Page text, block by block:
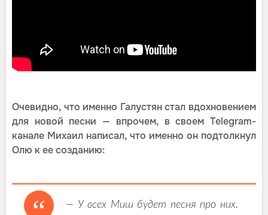
Очевидно, что именно Галустян стал вдохновением
для новой песни — впрочем, в своем Telegram-
канале Михаил написал, что именно он подтолкнул
Олю к ее созданию:
— У всех Миш будет песня про них.